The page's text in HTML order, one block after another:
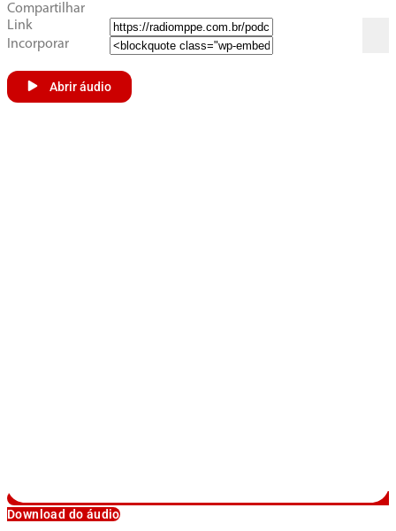
Compartilhar
Link
Incorporar
Abrir áudio
Download do áudio